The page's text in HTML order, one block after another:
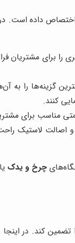
داده است. در
برای مشتریان
گزینه‌ها را به
کنند.
مناسب برای
اصالت لاستیک
چرخ و یدک
کند. در